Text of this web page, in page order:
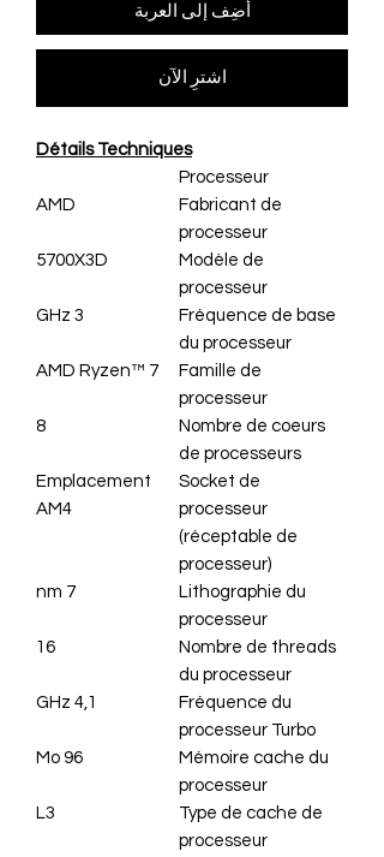
أضِف إلى العربة
اشترِ الآن
Détails Techniques
Processeur
Fabricant de
processeur
AMD
Modèle de
processeur
5700X3D
Fréquence de base
du processeur
3 GHz
Famille de
processeur
AMD Ryzen™ 7
Nombre de coeurs
de processeurs
8
Socket de
processeur
(réceptable de
processeur)
Emplacement
AM4
Lithographie du
processeur
7 nm
Nombre de threads
du processeur
16
Fréquence du
processeur Turbo
4,1 GHz
Mémoire cache du
processeur
96 Mo
Type de cache de
processeur
L3